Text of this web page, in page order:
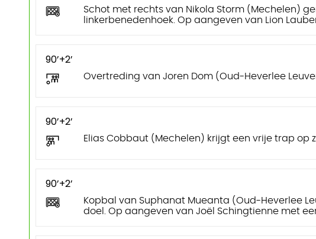
Schot met rechts van Nikola Storm (Mechelen)
linkerbenedenhoek. Op aangeven van Lion
90’+2’
Overtreding van Joren Dom (Oud-Heverlee
90’+2’
Elias Cobbaut (Mechelen) krijgt een vrije trap op
90’+2’
Kopbal van Suphanat Mueanta (Oud-Heverlee
doel. Op aangeven van Joël Schingtienne met